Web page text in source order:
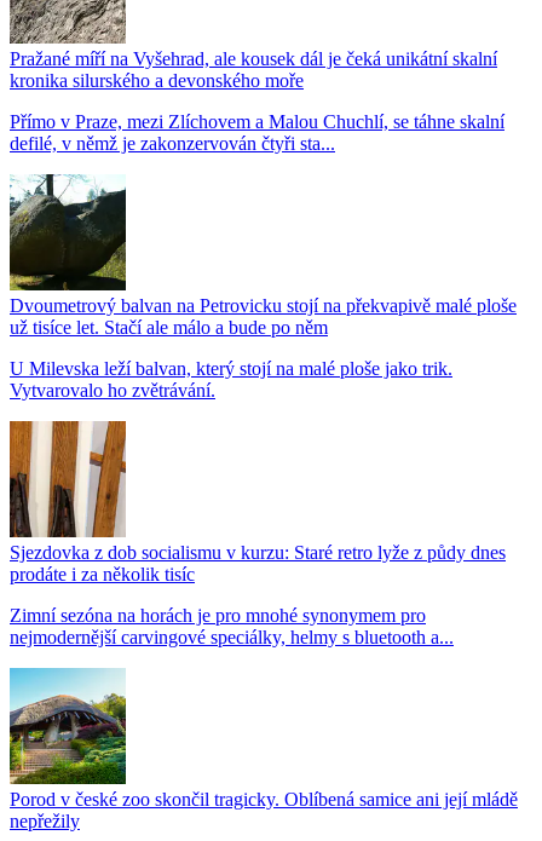
Pražané míří na Vyšehrad, ale kousek dál je čeká unikátní skalní
kronika silurského a devonského moře
Přímo v Praze, mezi Zlíchovem a Malou Chuchlí, se táhne skalní
defilé, v němž je zakonzervován čtyři sta...
Dvoumetrový balvan na Petrovicku stojí na překvapivě malé ploše
už tisíce let. Stačí ale málo a bude po něm
U Milevska leží balvan, který stojí na malé ploše jako trik.
Vytvarovalo ho zvětrávání.
Sjezdovka z dob socialismu v kurzu: Staré retro lyže z půdy dnes
prodáte i za několik tisíc
Zimní sezóna na horách je pro mnohé synonymem pro
nejmodernější carvingové speciálky, helmy s bluetooth a...
Porod v české zoo skončil tragicky. Oblíbená samice ani její mládě
nepřežily